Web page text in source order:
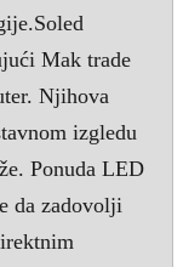
Mak trade
Njihova
izgledu
Ponuda LED
da zadovolji